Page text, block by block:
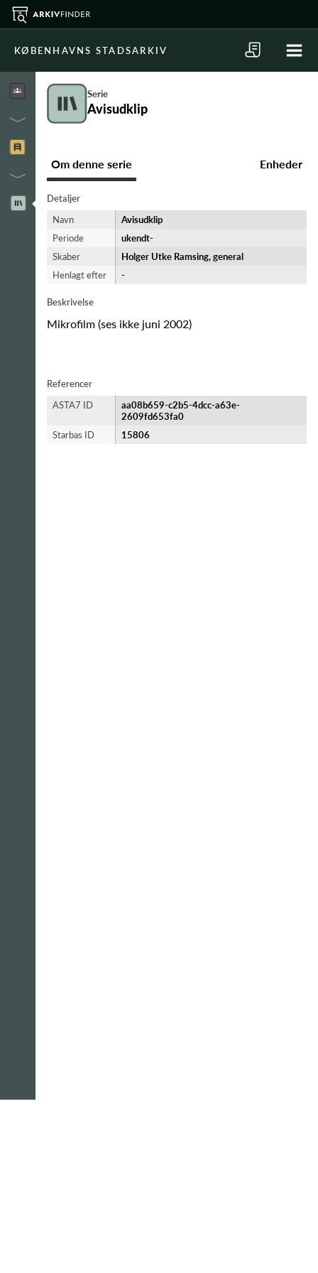
KØBENHAVNS STADSARKIV
Serie
Avisudklip
Om denne serie Enheder
Detaljer
Navn
Avisudklip
Periode
ukendt-​
Skaber
Holger Utke Ramsing, general
Henlagt efter
-
Beskrivelse
Mikrofilm (ses ikke juni 2002)
Referencer
ASTA7 ID
aa08b659-c2b5-4dcc-a63e-
2609fd653fa0
Starbas ID
15806